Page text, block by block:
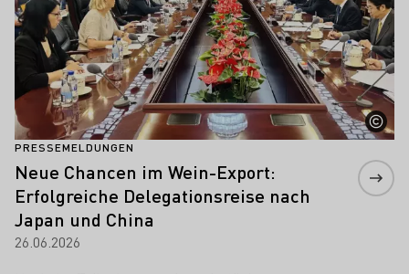
PRESSEMELDUNGEN
Neue Chancen im Wein-Export:
Erfolgreiche Delegationsreise nach
Japan und China
26.06.2026